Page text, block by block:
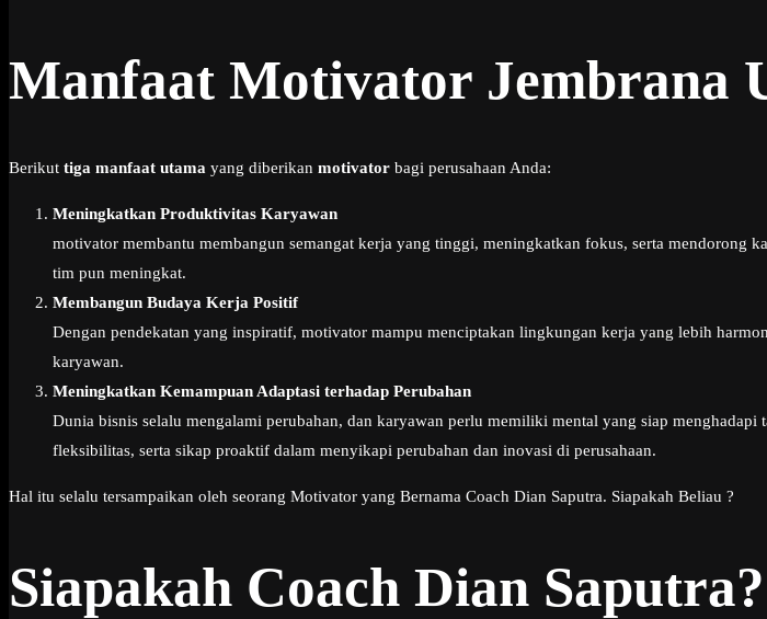
Manfaat Motivator Jembrana
Berikut tiga manfaat utama yang diberikan motivator bagi perusahaan Anda:
Meningkatkan Produktivitas Karyawan
motivator membantu membangun semangat kerja yang tinggi, meningkatkan fokus, serta
tim pun meningkat.
Membangun Budaya Kerja Positif
Dengan pendekatan yang inspiratif, motivator mampu menciptakan lingkungan kerja yang lebih
karyawan.
Meningkatkan Kemampuan Adaptasi terhadap Perubahan
Dunia bisnis selalu mengalami perubahan, dan karyawan perlu memiliki mental yang siap
fleksibilitas, serta sikap proaktif dalam menyikapi perubahan dan inovasi di perusahaan.
Hal itu selalu tersampaikan oleh seorang Motivator yang Bernama Coach Dian Saputra. Siapakah Beliau ?
Siapakah Coach Dian Saputra?